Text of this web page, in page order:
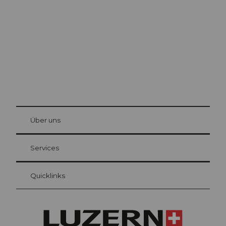
Gästekarte Luzern
Ihre Vorteile als Übernachtungsgast
at Bre
Über uns
Services
Quicklinks